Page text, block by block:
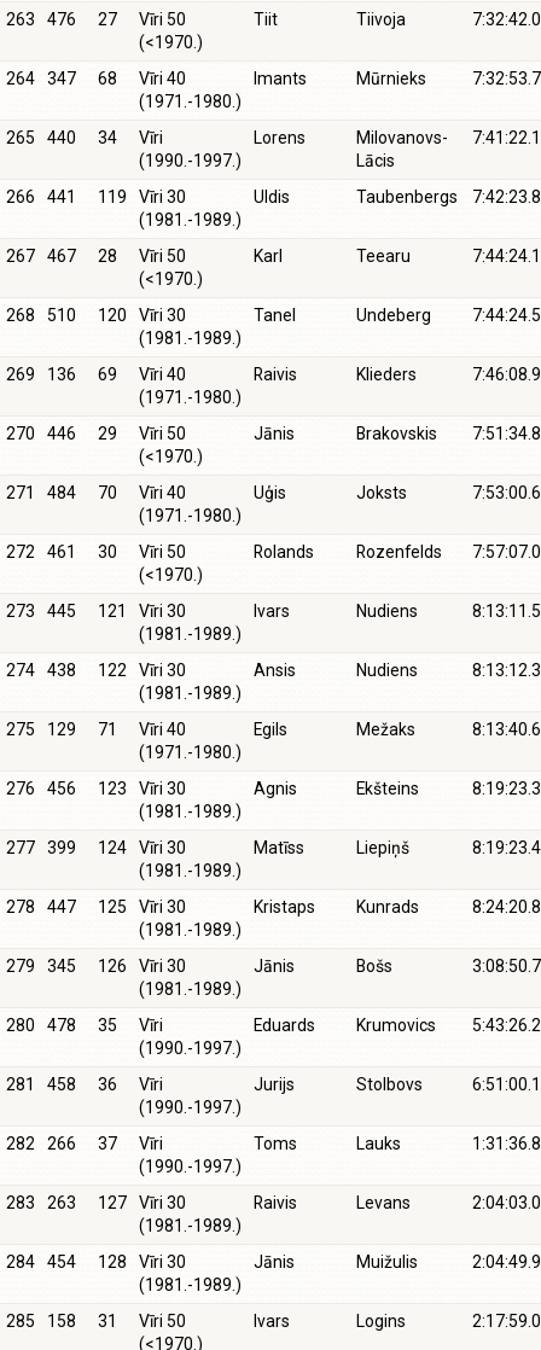
263 476 27
Vīri 50
(<1970.)
Tiit Tiivoja 7:32:42.0
264 347 68
Vīri 40
(1971.-1980.)
Imants Mūrnieks 7:32:53.7
265 440 34
Vīri
(1990.-1997.)
Lorens
Milovanovs-
Lācis
7:41:22.1
266 441 119
Vīri 30
(1981.-1989.)
Uldis Taubenbergs 7:42:23.8
267 467 28
Vīri 50
(<1970.)
Karl Teearu 7:44:24.1
268 510 120
Vīri 30
(1981.-1989.)
Tanel Undeberg 7:44:24.5
269 136 69
Vīri 40
(1971.-1980.)
Raivis Klieders 7:46:08.9
270 446 29
Vīri 50
(<1970.)
Jānis Brakovskis 7:51:34.8
271 484 70
Vīri 40
(1971.-1980.)
Uģis Joksts 7:53:00.6
272 461 30
Vīri 50
(<1970.)
Rolands Rozenfelds 7:57:07.0
273 445 121
Vīri 30
(1981.-1989.)
Ivars Nudiens 8:13:11.5
274 438 122
Vīri 30
(1981.-1989.)
Ansis Nudiens 8:13:12.3
275 129 71
Vīri 40
(1971.-1980.)
Egils Mežaks 8:13:40.6
276 456 123
Vīri 30
(1981.-1989.)
Agnis Ekšteins 8:19:23.3
277 399 124
Vīri 30
(1981.-1989.)
Matīss Liepiņš 8:19:23.4
278 447 125
Vīri 30
(1981.-1989.)
Kristaps Kunrads 8:24:20.8
279 345 126
Vīri 30
(1981.-1989.)
Jānis Bošs 3:08:50.7
280 478 35
Vīri
(1990.-1997.)
Eduards Krumovics 5:43:26.2
281 458 36
Vīri
(1990.-1997.)
Jurijs Stolbovs 6:51:00.1
282 266 37
Vīri
(1990.-1997.)
Toms Lauks 1:31:36.8
283 263 127
Vīri 30
(1981.-1989.)
Raivis Levans 2:04:03.0
284 454 128
Vīri 30
(1981.-1989.)
Jānis Muižulis 2:04:49.9
285 158 31
Vīri 50
(<1970.)
Ivars Logins 2:17:59.0